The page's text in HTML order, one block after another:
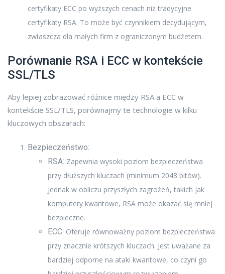
certyfikaty ECC po wyższych cenach niż tradycyjne
certyfikaty RSA. To może być czynnikiem decydującym,
zwłaszcza dla małych firm z ograniczonym budżetem.
Porównanie RSA i ECC w kontekście
SSL/TLS
Aby lepiej zobrazować różnice między RSA a ECC w
kontekście SSL/TLS, porównajmy te technologie w kilku
kluczowych obszarach:
Bezpieczeństwo:
RSA: Zapewnia wysoki poziom bezpieczeństwa
przy dłuższych kluczach (minimum 2048 bitów).
Jednak w obliczu przyszłych zagrożeń, takich jak
komputery kwantowe, RSA może okazać się mniej
bezpieczne.
ECC: Oferuje równoważny poziom bezpieczeństwa
przy znacznie krótszych kluczach. Jest uważane za
bardziej odporne na ataki kwantowe, co czyni go